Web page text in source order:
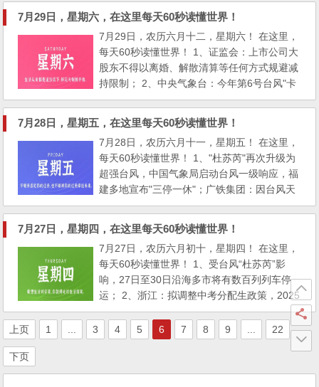
鲁豫启动防汛三级应急响应； 2、云南盈江"7·
28"山洪泥石流灾害致2死4伤，6.09万人受
灾； 据初步核查，截至7月28日17:00，灾害
共造成盈江县太平镇、弄璋镇、铜壁关乡、昔
马镇、...
7月29日，星期六，在这里每天60秒读懂世界！
7月29日，农历六月十二，星期六！ 在这里，
每天60秒读懂世界！ 1、证监会：上市公司大
股东不得以离婚、解散清算等任何方式规避减
持限制； 2、中央气象台：今年第6号台风"卡
努"在28日凌晨生成，8级，目前为热带风暴
级；台风杜苏芮或在北方"卡位"，大范围连续
暴雨将出现，预计连下六天； 3、三部门：明
确2023年城乡居民医保筹资标准为1020元；
4、浙江绍兴一女子称买水煮花生快吃完发现
老...
7月28日，星期五，在这里每天60秒读懂世界！
7月28日，农历六月十一，星期五！ 在这里，
每天60秒读懂世界！ 1、"杜苏芮"再次升级为
超强台风，中国气象局启动台风一级响应，福
建多地宣布"三停一休"；广铁集团：因台风天
气影响，计划至30日，停运动车组列车622
列； 2、住建部：进一步落实好降低首套住房
首付比例和贷款利率、个人住房贷款"认房不
用认贷"、改善性住房换购税费减免等政策措
施； 3、山西：对新评定为5A级、4A级旅...
7月27日，星期四，在这里每天60秒读懂世界！
7月27日，农历六月初十，星期四！ 在这里，
每天60秒读懂世界！ 1、受台风“杜苏芮”影
响，27日至30日沿海多市将有数百列列车停
运； 2、浙江：拟调整中考分配生政策，2025
年起，招生比例不低于70%；广东：支持探索
建立古树名木保护补偿机制； 3、24日下午，
黄河山东菏泽东明县段发生一起溺水事件，1
进处理；26日中午，湖北恩施咸丰县曲江镇春
上页 1 ... 3 4 5 6 7 8 9 ... 22
下页